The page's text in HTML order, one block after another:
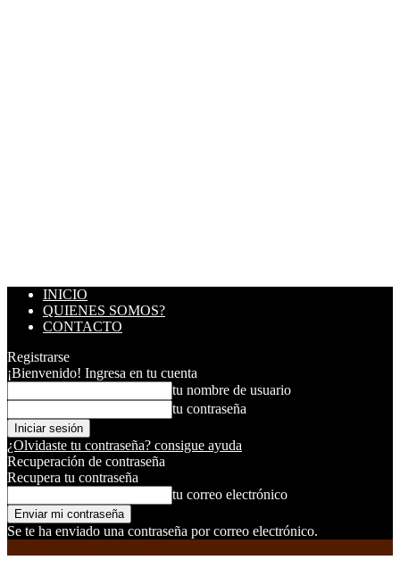
INICIO
QUIENES SOMOS?
CONTACTO
Registrarse
¡Bienvenido! Ingresa en tu cuenta
tu nombre de usuario
tu contraseña
¿Olvidaste tu contraseña? consigue ayuda
Recuperación de contraseña
Recupera tu contraseña
tu correo electrónico
Se te ha enviado una contraseña por correo electrónico.